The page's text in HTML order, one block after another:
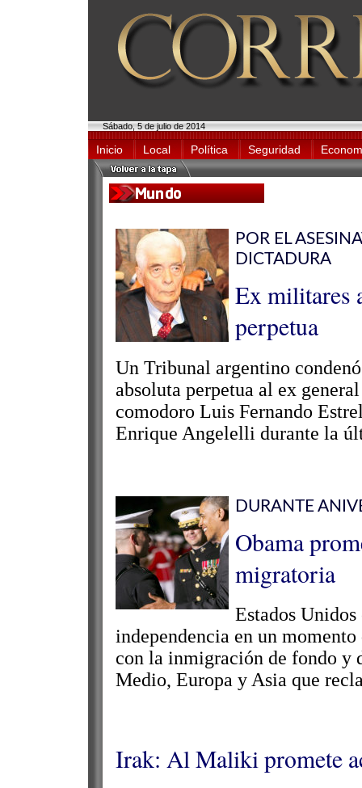
Sábado, 5 de julio de 2014
Inicio Local Política Seguridad
POR EL
DICTADURA
Ex militares
perpetua
Un Tribunal argentino
absoluta perpetua al ex
comodoro Luis Fernando
Enrique Angelelli durante la
DURANTE
Obama
migratoria
Estados
independencia en un
con la inmigración de fondo y
Medio, Europa y Asia que
Irak: Al Maliki promete